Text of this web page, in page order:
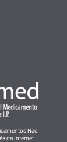
Não
da Internet